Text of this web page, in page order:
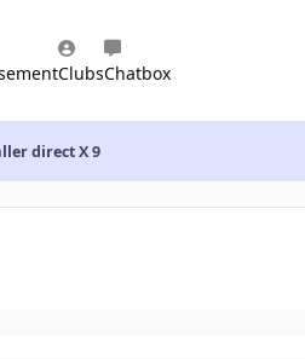
ClubsChatbox
direct X 9